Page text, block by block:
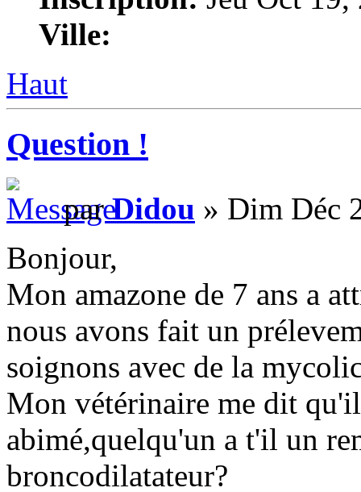
Ville:
Haut
Question !
parDidou » Dim Déc
Bonjour,
Mon amazone de 7 ans a
nous avons fait un
soignons avec de la
Mon vétérinaire me dit
abimé,quelqu'un a t'il un
broncodilatateur?